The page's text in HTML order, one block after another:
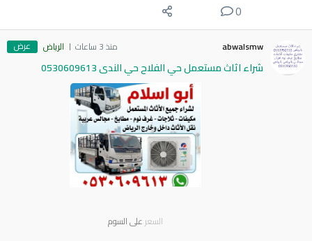
0
abwalsmw منذ 3 ساعات الرياض عرض
شراء اثاث مستعمل حي الفلاح حي الندى 0530609613
السعر على السوم